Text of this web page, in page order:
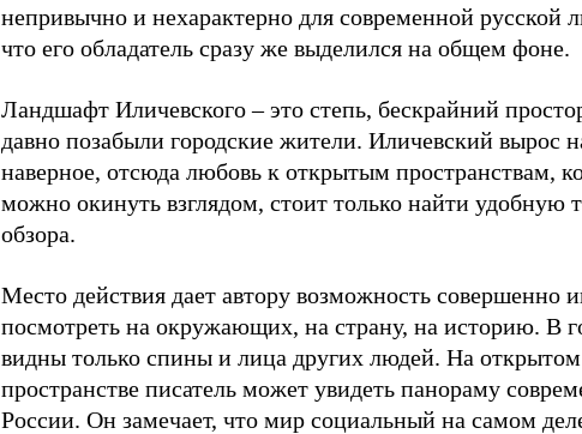
непривычно и нехарактерно для современной русской
что его обладатель сразу же выделился на общем фоне.
Ландшафт Иличевского – это степь, бескрайний
давно позабыли городские жители. Иличевский вырос
наверное, отсюда любовь к открытым пространствам,
можно окинуть взглядом, стоит только найти удобную
обзора.
Место действия дает автору возможность совершенно
посмотреть на окружающих, на страну, на историю. В
видны только спины и лица других людей. На открытом
пространстве писатель может увидеть панораму
России. Он замечает, что мир социальный на самом